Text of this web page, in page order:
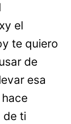
el
te quiero
de
esa
de ti